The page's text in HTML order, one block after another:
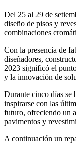
Del 25 al 29 de
diseño de pisos y
combinaciones
Con la presencia de
diseñadores,
2023 significó el
y la innovación de
Durante cinco días se
inspirarse con las
futuro, ofreciendo un
pavimentos y
A continuación un